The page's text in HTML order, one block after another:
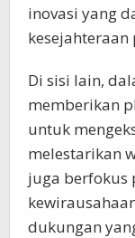
inovasi yang
kesejahteraan
Di sisi lain,
memberikan
untuk
melestarikan
juga berfokus
dukungan